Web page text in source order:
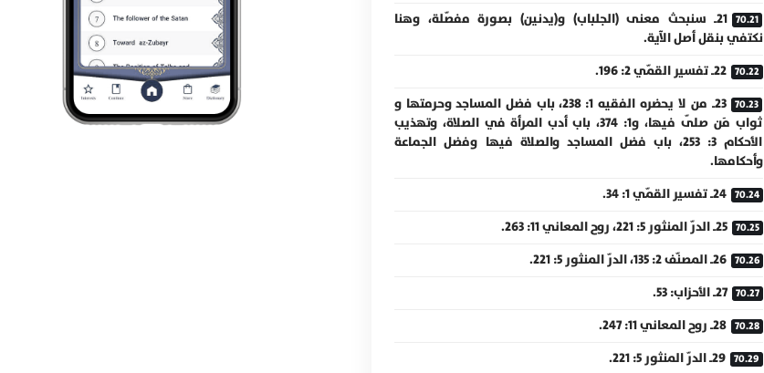
21ـ سنبحث معنى (الجلباب) و(يدنين) بصورة مفصّلة، وهنا
نكتفي بنقل أصل الآية.
22ـ تفسير القمّي 2: 196.
23ـ من لا يحضره الفقيه 1: 238، باب فضل المساجد وحرمتها و
ثواب مَن صلّى فيها، و1: 374، باب أدب المرأة في الصلاة، وتهذيب
الأحكام 3: 253، باب فضل المساجد والصلاة فيها وفضل الجماعة
وأحكامها.
24ـ تفسير القمّي 1: 34.
25ـ الدرّ المنثور 5: 221، روح المعاني 11: 263.
26ـ المصنّف 2: 135، الدرّ المنثور 5: 221.
27ـ الأحزاب: 53.
28ـ روح المعاني 11: 247.
29ـ الدرّ المنثور 5: 221.